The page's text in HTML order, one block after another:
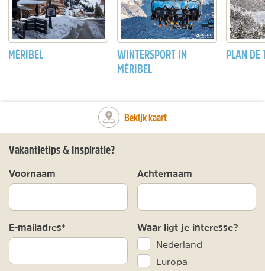
MÉRIBEL
WINTERSPORT IN
MÉRIBEL
PLAN DE
Bekijk kaart
Vakantietips & Inspiratie?
Voornaam Achternaam
E-mailadres* Waar ligt je interesse?
Nederland
Europa